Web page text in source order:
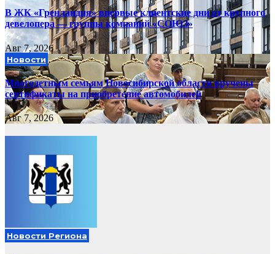
В ЖК «Гренландия» впервые клиентские дни от крупного
девелопера — группы компаний «СОЮЗ»
Авг 7, 2026
Новости
Многодетным семьям Новосибирской области вручены
сертификаты на приобретение автомобилей
Авг 7, 2026
Новости Региона